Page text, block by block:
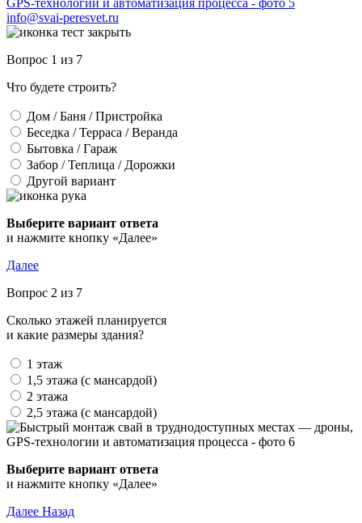
info@svai-peresvet.ru
Вопрос 1 из 7
Что будете строить?
Дом / Баня / Пристройка
Беседка / Терраса / Веранда
Бытовка / Гараж
Забор / Теплица / Дорожки
Другой вариант
Выберите вариант ответа
и нажмите кнопку «Далее»
Далее
Вопрос 2 из 7
Сколько этажей планируется
и какие размеры здания?
1 этаж
1,5 этажа (с мансардой)
2 этажа
2,5 этажа (с мансардой)
Выберите вариант ответа
и нажмите кнопку «Далее»
Далее Назад